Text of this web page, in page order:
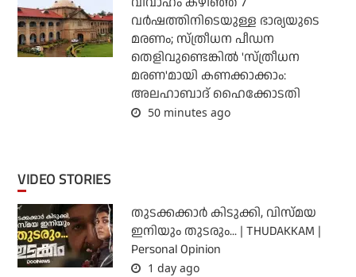
വര്‍ഷത്തിനിടെയുള്ള ഭാര്യയുടെ
മരണം; സ്ത്രീധന പീഡന
തെളിവുണ്ടെങ്കില്‍ 'സ്ത്രീധന
മരണ'മായി കണക്കാക്കാം:
അലഹാബാദ് ഹൈക്കോടതി
50 minutes ago
VIDEO STORIES
തുടക്കക്കാര്‍ കിടുക്കി, വിസ്മയ
ഇനിയും തുടരും... | THUDAKKAM |
Personal Opinion
1 day ago